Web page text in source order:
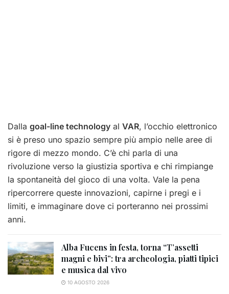
Dalla goal-line technology al VAR, l’occhio elettronico
si è preso uno spazio sempre più ampio nelle aree di
rigore di mezzo mondo. C’è chi parla di una
rivoluzione verso la giustizia sportiva e chi rimpiange
la spontaneità del gioco di una volta. Vale la pena
ripercorrere queste innovazioni, capirne i pregi e i
limiti, e immaginare dove ci porteranno nei prossimi
anni.
Alba Fucens in festa, torna “T’assetti
magni e bivi”: tra archeologia, piatti tipici
e musica dal vivo
10 AGOSTO 2026